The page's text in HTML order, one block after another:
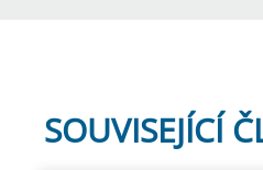
SOUVISEJÍCÍ